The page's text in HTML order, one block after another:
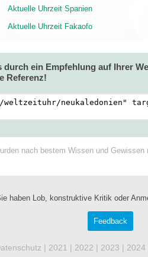
Aktuelle Uhrzeit Spanien
Aktuelle Uhrzeit Fakaofo
ein Empfehlung auf Ihrer
Referenz!
nach bestem Wissen und
haben Lob, konstruktive Kritik oder
Feedback
| 2021 | 2022 | 2023 | 2024